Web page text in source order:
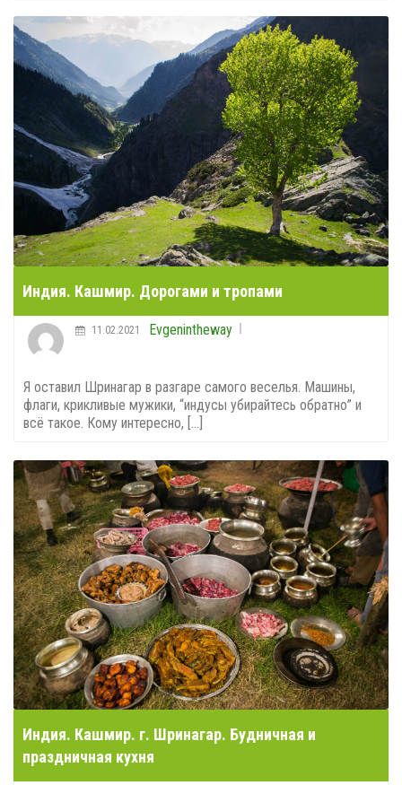
Индия. Кашмир. Дорогами и тропами
Evgenintheway
11.02.2021
Я оставил Шринагар в разгаре самого веселья. Машины,
флаги, крикливые мужики, “индусы убирайтесь обратно” и
всё такое. Кому интересно, [...]
Индия. Кашмир. г. Шринагар. Будничная и
праздничная кухня